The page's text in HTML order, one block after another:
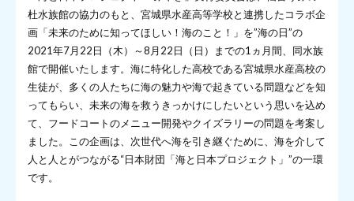
杜水族館の協力のもと、宮城県水産高等学校と連携したコラボ企
画「未来のために知ってほしい！海のこと！」を”海の日”の
2021年7月22日（木）～8月22日（日）までの1ヵ月間、同水族
館で開催いたします。海に特化した高校である宮城県水産高校の
生徒が、多くの人たちに海の魅力や海で起きている問題などを知
ってもらい、未来の海を救うきっかけにしたいという思いを込め
て、フードコートのメニュー開発やクイズラリーの問題を考案し
ました。この企画は、次世代へ海を引き継ぐために、海を介して
人と人とがつながる“日本財団「海と日本プロジェクト」”の一環
です。